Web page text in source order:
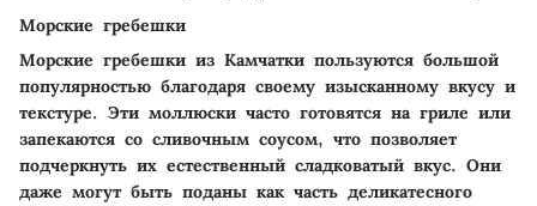
Морские гребешки
Морские гребешки из Камчатки пользуются большой
популярностью благодаря своему изысканному вкусу и
текстуре. Эти моллюски часто готовятся на гриле или
запекаются со сливочным соусом, что позволяет
подчеркнуть их естественный сладковатый вкус. Они
даже могут быть поданы как часть деликатесного